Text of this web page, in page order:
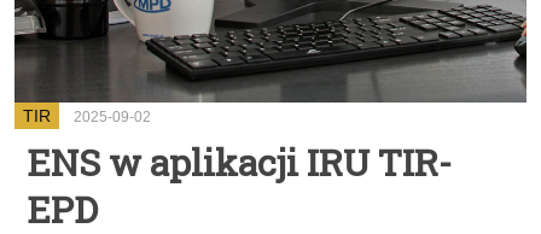
TIR 2025-09-02
ENS w aplikacji IRU TIR-
EPD